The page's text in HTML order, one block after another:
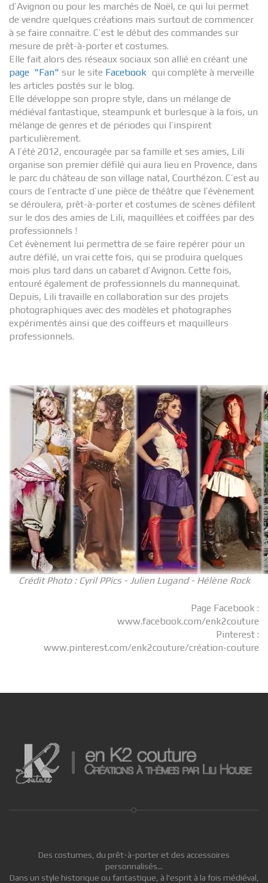
d’Avignon ou pour les marchés de Noël, ce qui lui permet
de vendre quelques créations mais surtout de commencer
à se faire connaitre. C’est le début des commandes sur
mesure de prêt-à-porter et costumes.
Elle fait alors des réseaux sociaux son allié en créant une
page "Fan" sur le site Facebook qui complète à merveille
les articles postés sur le blog.
Elle développe son propre style, dans un mélange de
médiéval fantastique, steampunk et burlesque à la fois, un
mélange de genres et de périodes qui l’inspirent
particulièrement.
A l’été 2012, encouragée par sa famille et ses amies, Lili
organise son premier défilé qui aura lieu en Provence, dans
le parc du château de son village natal, Courthézon. C’est au
cours de l’entracte d’une pièce de théâtre que l’évènement
se déroulera, prêt-à-porter et costumes de scènes défilent
sur le dos des amies de Lili, maquillées et coiffées par des
professionnels !
Cet évènement lui permettra de se faire repérer pour un
autre défilé, un vrai cette fois, qui se produira quelques
mois plus tard dans un cabaret d’Avignon. Cette fois,
entouré également de professionnels du mannequinat.
Depuis, Lili travaille en collaboration sur des projets
photographiques avec des modèles et photographes
expérimentés ainsi que des coiffeurs et maquilleurs
professionnels.
Crédit Photo : Cyril PPics - Julien Lugand - Hélène Rock
Page Facebook :
www.facebook.com/enk2couture
Pinterest :
www.pinterest.com/enk2couture/création-couture
Des costumes, du prêt-à-porter et des accessoires
personnalisés...
Dans un style historique ou fantastique, à l'esprit à la fois médiéval,